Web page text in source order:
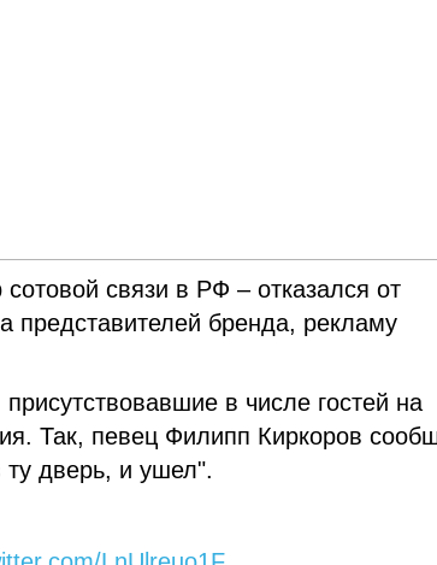
связи в РФ – отказался от
представителей бренда, рекламу
в числе гостей на
Так, певец Филипп Киркоров
ту дверь, и ушел".